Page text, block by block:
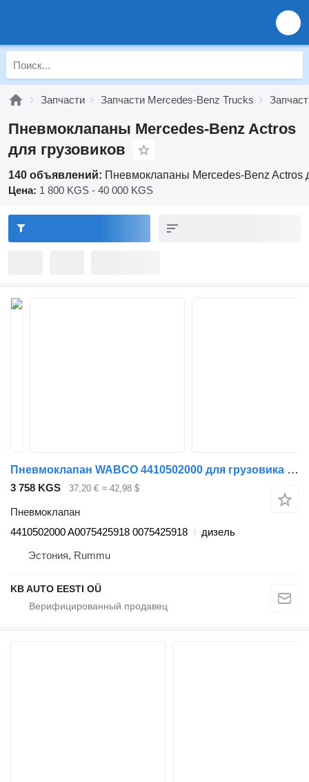
Запчасти Запчасти Mercedes-Benz Trucks
Пневмоклапаны Mercedes-Benz Actros
для грузовиков
140 объявлений: Пневмоклапаны Mercedes-Benz Actros
Цена: 1 800 KGS - 40 000 KGS
Пневмоклапан WABCO 4410502000 для грузовика Mercedes-Benz Antos, Arocs, Actros MP4 (2012-)
3 758 KGS 37,20 € ≈ 42,98 $
Пневмоклапан
4410502000 A0075425918 0075425918
дизель
Эстония, Rummu
KB AUTO EESTI OÜ